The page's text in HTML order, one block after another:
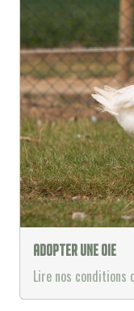
Adopter une oie
Lire nos conditions